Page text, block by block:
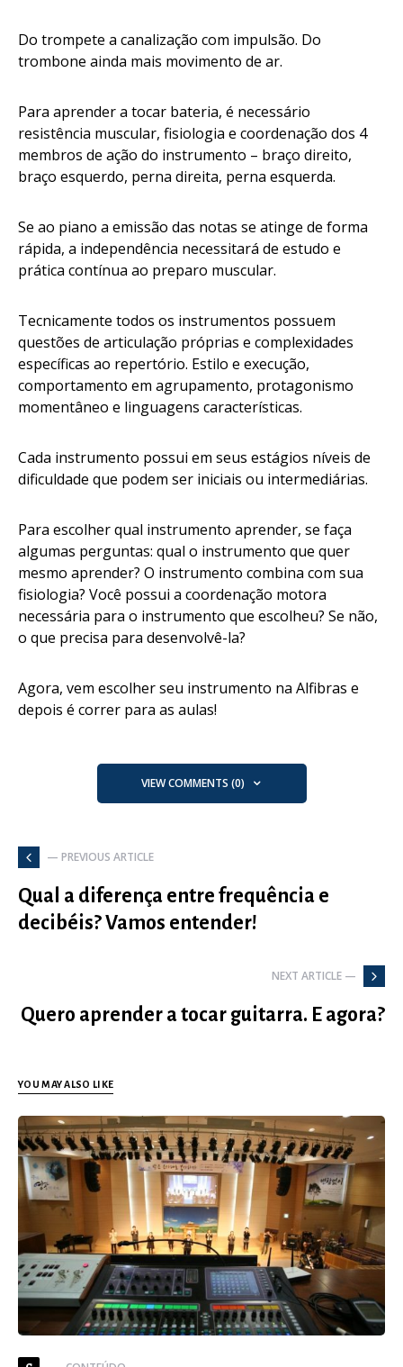
Do trompete a canalização com impulsão. Do
trombone ainda mais movimento de ar.
Para aprender a tocar bateria, é necessário
resistência muscular, fisiologia e coordenação dos 4
membros de ação do instrumento – braço direito,
braço esquerdo, perna direita, perna esquerda.
Se ao piano a emissão das notas se atinge de forma
rápida, a independência necessitará de estudo e
prática contínua ao preparo muscular.
Tecnicamente todos os instrumentos possuem
questões de articulação próprias e complexidades
específicas ao repertório. Estilo e execução,
comportamento em agrupamento, protagonismo
momentâneo e linguagens características.
Cada instrumento possui em seus estágios níveis de
dificuldade que podem ser iniciais ou intermediárias.
Para escolher qual instrumento aprender, se faça
algumas perguntas: qual o instrumento que quer
mesmo aprender? O instrumento combina com sua
fisiologia? Você possui a coordenação motora
necessária para o instrumento que escolheu? Se não,
o que precisa para desenvolvê-la?
Agora, vem escolher seu instrumento na Alfibras e
depois é correr para as aulas!
VIEW COMMENTS (0)
— PREVIOUS ARTICLE
Qual a diferença entre frequência e
decibéis? Vamos entender!
NEXT ARTICLE —
Quero aprender a tocar guitarra. E agora?
YOU MAY ALSO LIKE